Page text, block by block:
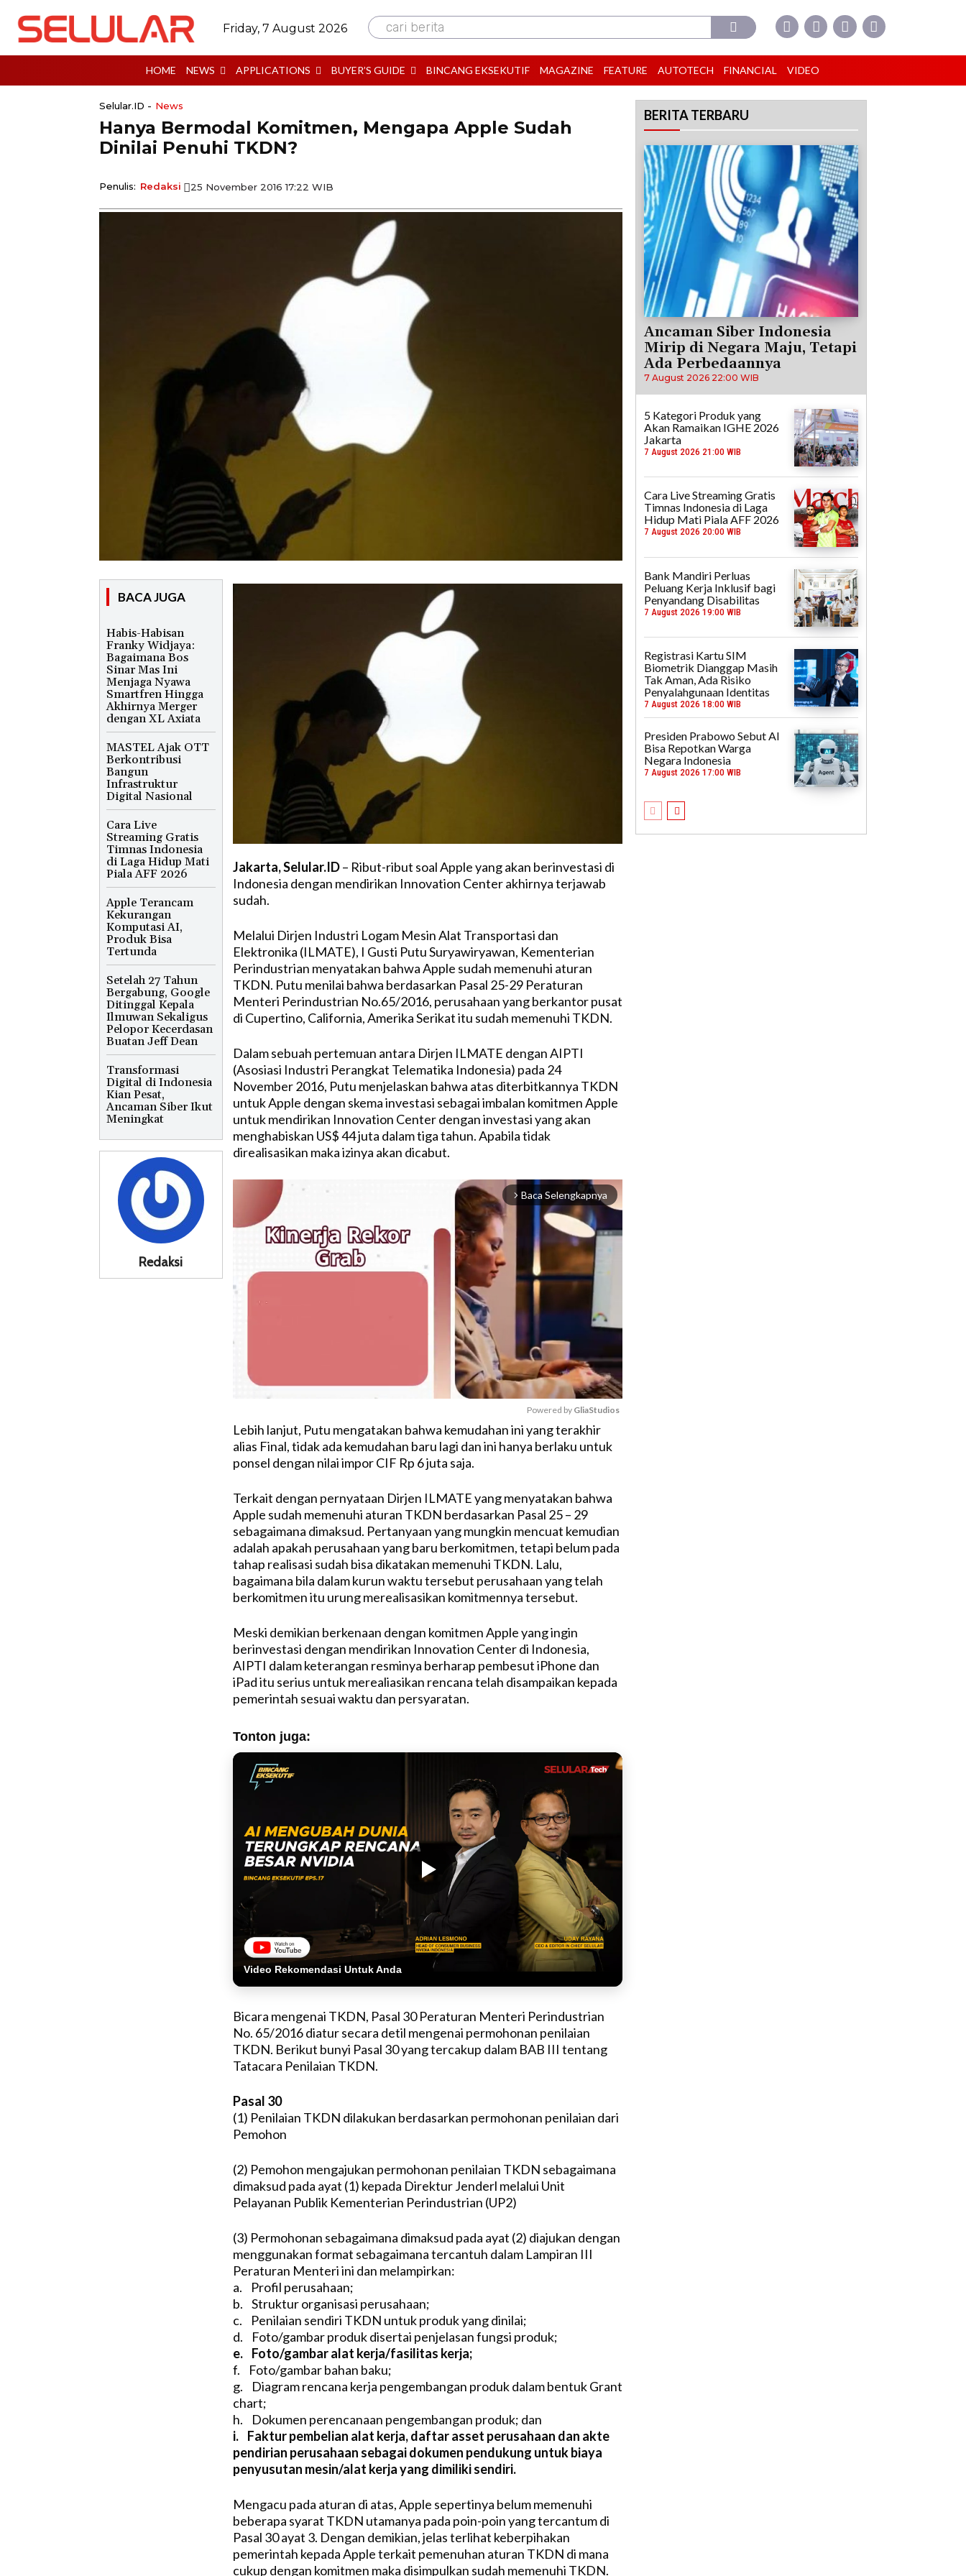
Friday, 7 August 2026 cari berita
HOME NEWS APPLICATIONS BUYER’S GUIDE BINCANG EKSEKUTIF MAGAZINE FEATURE AUTOTECH FINANCIAL VIDEO
Selular.ID - News
Hanya Bermodal Komitmen, Mengapa Apple Sudah
Dinilai Penuhi TKDN?
Penulis: Redaksi 25 November 2016 17:22 WIB
BACA JUGA
Habis-Habisan
Franky Widjaya:
Bagaimana Bos
Sinar Mas Ini
Menjaga Nyawa
Smartfren Hingga
Akhirnya Merger
dengan XL Axiata
MASTEL Ajak OTT
Berkontribusi
Bangun
Infrastruktur
Digital Nasional
Cara Live
Streaming Gratis
Timnas Indonesia
di Laga Hidup Mati
Piala AFF 2026
Apple Terancam
Kekurangan
Komputasi AI,
Produk Bisa
Tertunda
Setelah 27 Tahun
Bergabung, Google
Ditinggal Kepala
Ilmuwan Sekaligus
Pelopor Kecerdasan
Buatan Jeff Dean
Transformasi
Digital di Indonesia
Kian Pesat,
Ancaman Siber Ikut
Meningkat
Redaksi
Jakarta, Selular.ID– Ribut-ribut soal Apple yang akan berinvestasi di
Indonesia dengan mendirikan Innovation Center akhirnya terjawab
sudah.
Melalui Dirjen Industri Logam Mesin Alat Transportasi dan
Elektronika (ILMATE), I Gusti Putu Suryawiryawan, Kementerian
Perindustrian menyatakan bahwa Apple sudah memenuhi aturan
TKDN. Putu menilai bahwa berdasarkan Pasal 25-29 Peraturan
Menteri Perindustrian No.65/2016, perusahaan yang berkantor pusat
di Cupertino, California, Amerika Serikat itu sudah memenuhi TKDN.
Dalam sebuah pertemuan antara Dirjen ILMATE dengan AIPTI
(Asosiasi Industri Perangkat Telematika Indonesia) pada 24
November 2016, Putu menjelaskan bahwa atas diterbitkannya TKDN
untuk Apple dengan skema investasi sebagai imbalan komitmen Apple
untuk mendirikan Innovation Center dengan investasi yang akan
menghabiskan US$ 44 juta dalam tiga tahun. Apabila tidak
direalisasikan maka izinya akan dicabut.
arrow_forward_ios Baca Selengkapnya
M
t
e
Powered by GliaStudios
Lebih lanjut, Putu mengatakan bahwa kemudahan ini yang terakhir
alias Final, tidak ada kemudahan baru lagi dan ini hanya berlaku untuk
ponsel dengan nilai impor CIF Rp 6 juta saja.
Terkait dengan pernyataan Dirjen ILMATE yang menyatakan bahwa
Apple sudah memenuhi aturan TKDN berdasarkan Pasal 25 – 29
sebagaimana dimaksud. Pertanyaan yang mungkin mencuat kemudian
adalah apakah perusahaan yang baru berkomitmen, tetapi belum pada
tahap realisasi sudah bisa dikatakan memenuhi TKDN. Lalu,
bagaimana bila dalam kurun waktu tersebut perusahaan yang telah
berkomitmen itu urung merealisasikan komitmennya tersebut.
Meski demikian berkenaan dengan komitmen Apple yang ingin
berinvestasi dengan mendirikan Innovation Center di Indonesia,
AIPTI dalam keterangan resminya berharap pembesut iPhone dan
iPad itu serius untuk merealiasikan rencana telah disampaikan kepada
pemerintah sesuai waktu dan persyaratan.
Tonton juga:
Video Rekomendasi Untuk Anda
Bicara mengenai TKDN, Pasal 30 Peraturan Menteri Perindustrian
No. 65/2016 diatur secara detil mengenai permohonan penilaian
TKDN. Berikut bunyi Pasal 30 yang tercakup dalam BAB III tentang
Tatacara Penilaian TKDN.
Pasal 30
(1) Penilaian TKDN dilakukan berdasarkan permohonan penilaian dari
Pemohon
(2) Pemohon mengajukan permohonan penilaian TKDN sebagaimana
dimaksud pada ayat (1) kepada Direktur Jenderl melalui Unit
Pelayanan Publik Kementerian Perindustrian (UP2)
(3) Permohonan sebagaimana dimaksud pada ayat (2) diajukan dengan
menggunakan format sebagaimana tercantuh dalam Lampiran III
Peraturan Menteri ini dan melampirkan:
a. Profil perusahaan;
b. Struktur organisasi perusahaan;
c. Penilaian sendiri TKDN untuk produk yang dinilai;
d. Foto/gambar produk disertai penjelasan fungsi produk;
e. Foto/gambar alat kerja/fasilitas kerja;
f. Foto/gambar bahan baku;
g. Diagram rencana kerja pengembangan produk dalam bentuk Grant
chart;
h. Dokumen perencanaan pengembangan produk; dan
i. Faktur pembelian alat kerja, daftar asset perusahaan dan akte
pendirian perusahaan sebagai dokumen pendukung untuk biaya
penyusutan mesin/alat kerja yang dimiliki sendiri.
Mengacu pada aturan di atas, Apple sepertinya belum memenuhi
beberapa syarat TKDN utamanya pada poin-poin yang tercantum di
Pasal 30 ayat 3. Dengan demikian, jelas terlihat keberpihakan
pemerintah kepada Apple terkait pemenuhan aturan TKDN di mana
cukup dengan komitmen maka disimpulkan sudah memenuhi TKDN.
BERITA TERBARU
Ancaman Siber Indonesia
Mirip di Negara Maju, Tetapi
Ada Perbedaannya
7 August 2026 22:00 WIB
5 Kategori Produk yang
Akan Ramaikan IGHE 2026
Jakarta
7 August 2026 21:00 WIB
Cara Live Streaming Gratis
Timnas Indonesia di Laga
Hidup Mati Piala AFF 2026
7 August 2026 20:00 WIB
Bank Mandiri Perluas
Peluang Kerja Inklusif bagi
Penyandang Disabilitas
7 August 2026 19:00 WIB
Registrasi Kartu SIM
Biometrik Dianggap Masih
Tak Aman, Ada Risiko
Penyalahgunaan Identitas
7 August 2026 18:00 WIB
Presiden Prabowo Sebut AI
Bisa Repotkan Warga
Negara Indonesia
7 August 2026 17:00 WIB